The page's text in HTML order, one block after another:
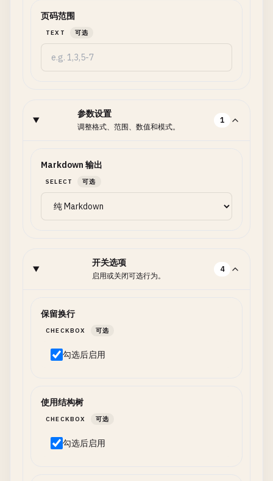
页码范围
TEXT 可选
参数设置
调整格式、范围、数值和模式。
1
Markdown 输出
SELECT 可选
开关选项
启用或关闭可选行为。
4
保留换行
CHECKBOX 可选
勾选后启用
使用结构树
CHECKBOX 可选
勾选后启用